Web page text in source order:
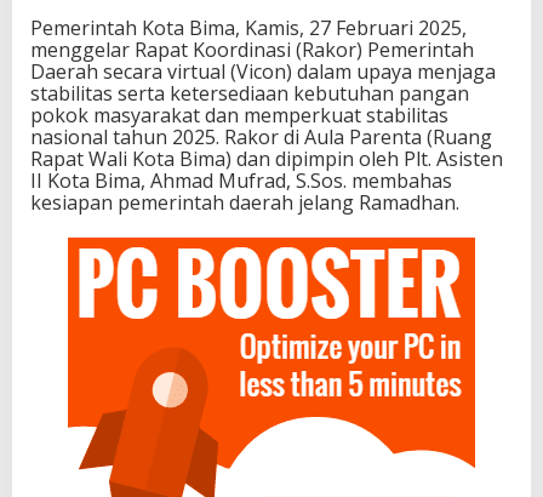
Pemerintah Kota Bima, Kamis, 27 Februari 2025,
menggelar Rapat Koordinasi (Rakor) Pemerintah
Daerah secara virtual (Vicon) dalam upaya menjaga
stabilitas serta ketersediaan kebutuhan pangan
pokok masyarakat dan memperkuat stabilitas
nasional tahun 2025. Rakor di Aula Parenta (Ruang
Rapat Wali Kota Bima) dan dipimpin oleh Plt. Asisten
II Kota Bima, Ahmad Mufrad, S.Sos. membahas
kesiapan pemerintah daerah jelang Ramadhan.